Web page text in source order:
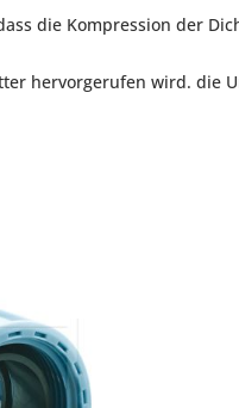
die Kompression der
hervorgerufen wird. die